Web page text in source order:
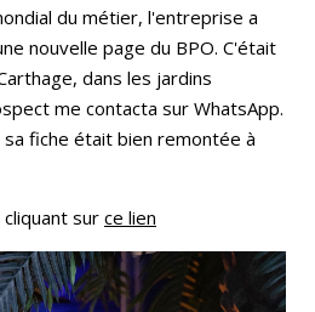
du métier, l'entreprise a
nouvelle page du BPO. C'était
dans les jardins
me contacta sur WhatsApp.
sa fiche était bien remontée à
sur ce lien